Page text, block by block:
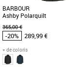
BARBOUR
Ashby Polarquilt
365,00 €
-20% 289,99 €
+ de coloris